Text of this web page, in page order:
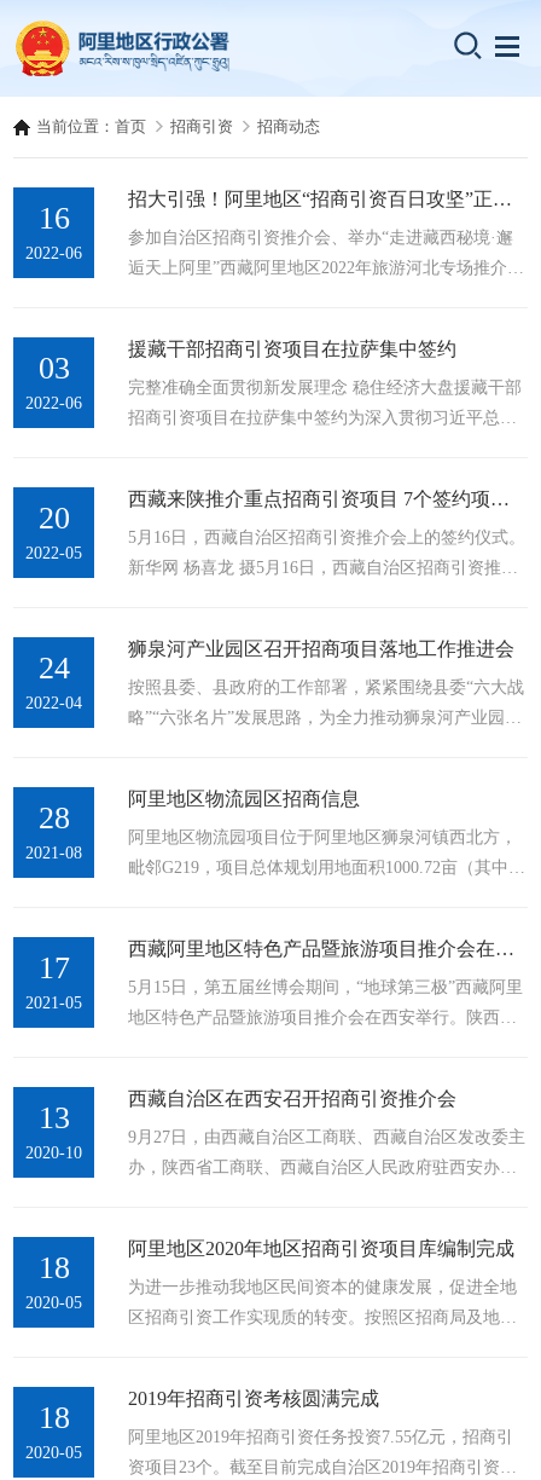
当前位置：首页 招商引资 招商动态
16
2022-06
招大引强！阿里地区“招商引资百日攻坚”正在进行时
参加自治区招商引资推介会、举办“走进藏西秘境·邂
逅天上阿里”西藏阿里地区2022年旅游河北专场推介
百日攻坚”行动自5月上旬开始，持续至8月下旬结束，
具体分为动员部署、集中攻坚、总结三个阶段。计划
行动期间力争到位资金7.5亿元，完成全年招商引资目
03
2022-06
援藏干部招商引资项目在拉萨集中签约
完整准确全面贯彻新发展理念 稳住经济大盘援藏干部
招商引资项目在拉萨集中签约为深入贯彻习近平总书
上午，西藏自治区在拉萨举行援藏干部招商引资项目
集中签约。本次集中签约采取线上线下签约相结合的
方式，由各地市分管招商引资工作的副市长（副专
20
2022-05
西藏来陕推介重点招商引资项目 7个签约项目揽金2.7 亿元
5月16日，西藏自治区招商引资推介会上的签约仪式。
新华网 杨喜龙 摄5月16日，西藏自治区招商引资推介
投资 2.7 亿元。据了解，本次招商引资推介会由西藏
自治区人民政府驻西安办事处主办，陕西省工商联、
陕西省国资委、和藏青工业园区管委会、西藏自治区
24
2022-04
狮泉河产业园区召开招商项目落地工作推进会
按照县委、县政府的工作部署，紧紧围绕县委“六大战
略”“六张名片”发展思路，为全力推动狮泉河产业园区
目落地工作推进会。会议听取了各企业项目进度汇
报。会上，县综合产业园区管理中心通过面对面、一
对一的交流方式，及时了解到企业目前面临的困难问
开工；...
28
2021-08
阿里地区物流园区招商信息
阿里地区物流园项目位于阿里地区狮泉河镇西北方，
毗邻G219，项目总体规划用地面积1000.72亩（其中一
目是集物流仓储、装卸、搬运、零担、大件、整车运
输、办公、信息处理、停车住宿、建材批发、零售市
场、五金加工、4S店、汽车及工程机械维修、工程机
17
2021-05
西藏阿里地区特色产品暨旅游项目推介会在西安举行
5月15日，第五届丝博会期间，“地球第三极”西藏阿里
地区特色产品暨旅游项目推介会在西安举行。陕西省
藏阿里地区行政公署副专员段晓勇出席会议并致辞。
翟北秦表示，对口援藏是党中央着眼西藏发展大局作
出的重大政治决策。陕西省商务厅始终把支持阿里地
13
2020-10
西藏自治区在西安召开招商引资推介会
9月27日，由西藏自治区工商联、西藏自治区发改委主
办，陕西省工商联、西藏自治区人民政府驻西安办事
关单位140余人参加。会上，西藏自治区党委统战部副
部长、工商联党组书记纪世德，陕西省委统战部副部
长、陕西省工商联党组书记、常务副主席沈涛出席并
18
2020-05
阿里地区2020年地区招商引资项目库编制完成
​为进一步推动我地区民间资本的健康发展，促进全地
区招商引资工作实现质的转变。按照区招商局及地委
备项目34个，总投资37.4亿元，是招商引资目标任务
10亿元的374%。储备项目全部围绕自治区提出的培育
发展高原生物产业、特色旅游文化产业、绿色工业、
18
2020-05
2019年招商引资考核圆满完成
阿里地区2019年招商引资任务投资7.55亿元，招商引
资项目23个。截至目前完成自治区2019年招商引资任